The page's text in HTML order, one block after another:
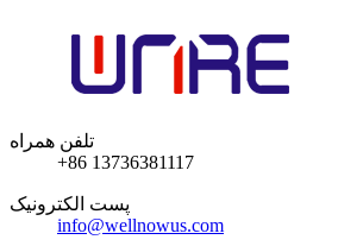
تلفن همراه
+86 13736381117
پست الکترونیک
info@wellnowus.com